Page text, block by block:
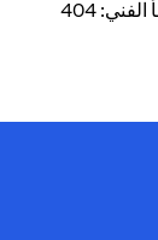
404